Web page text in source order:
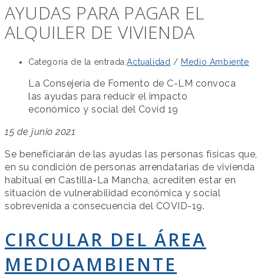
AYUDAS PARA PAGAR EL
ALQUILER DE VIVIENDA
Categoría de la entrada:Actualidad / Medio Ambiente
La Consejería de Fomento de C-LM convoca
las ayudas para reducir el impacto
económico y social del Covid 19
15 de junio 2021
Se beneficiarán de las ayudas las personas físicas que,
en su condición de personas arrendatarias de vivienda
habitual en Castilla-La Mancha, acrediten estar en
situación de vulnerabilidad económica y social
sobrevenida a consecuencia del COVID-19.
CIRCULAR DEL ÁREA
MEDIOAMBIENTE